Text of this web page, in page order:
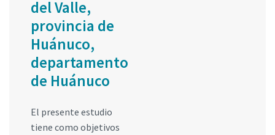
del Valle,
provincia de
Huánuco,
departamento
de Huánuco
El presente estudio
tiene como objetivos